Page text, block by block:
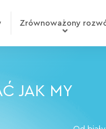
Zrównoważony
JAK MY